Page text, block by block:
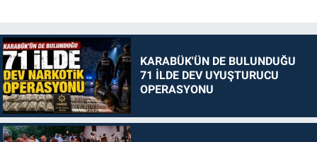
KARABÜK'ÜN DE BULUNDUĞU
71 İLDE DEV UYUŞTURUCU
OPERASYONU